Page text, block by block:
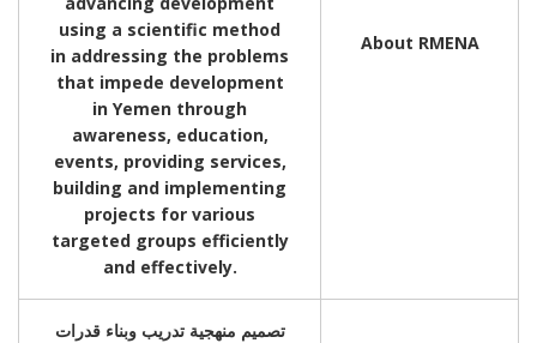
using a scientific method
in addressing the problems
that impede development
in Yemen through
awareness, education,
events, providing services,
building and implementing
projects for various
targeted groups efficiently
and effectively.
About RMENA
تصميم منهجية تدريب وبناء قدرات